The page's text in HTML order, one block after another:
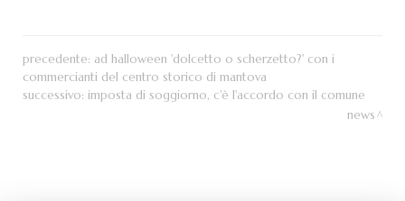
precedente: ad halloween 'dolcetto o scherzetto?' con i
commercianti del centro storico di mantova
successivo: imposta di soggiorno, c'è l'accordo con il comune
news